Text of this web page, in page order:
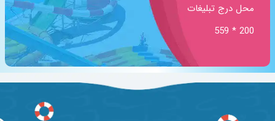
محل درج تبلیغات
200 * 559